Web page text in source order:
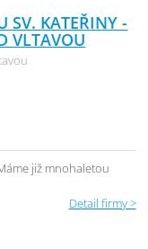
SV. KATEŘINY -
VLTAVOU
již mnohaletou
Detail firmy >